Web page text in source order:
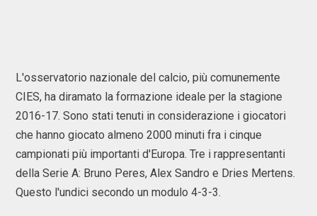
L'osservatorio nazionale del calcio, più comunemente
CIES, ha diramato la formazione ideale per la stagione
2016-17. Sono stati tenuti in considerazione i giocatori
che hanno giocato almeno 2000 minuti fra i cinque
campionati più importanti d'Europa. Tre i rappresentanti
della Serie A: Bruno Peres, Alex Sandro e Dries Mertens.
Questo l'undici secondo un modulo 4-3-3.